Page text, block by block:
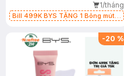
1/tháng
Bill 499K BYS TẶNG 1 Bông mút
HẠN)
-20 %